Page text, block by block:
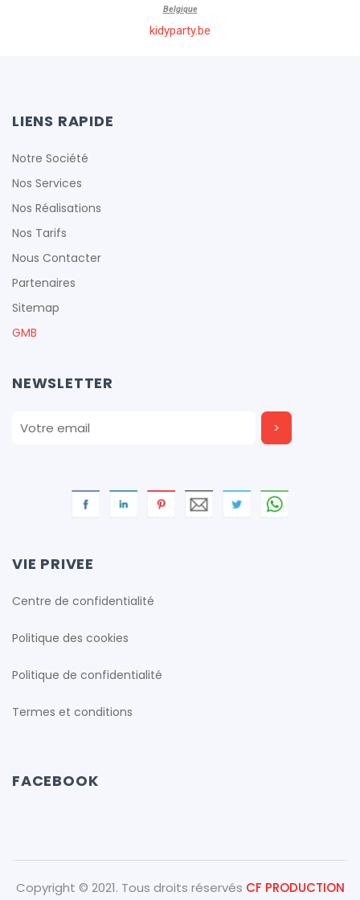
Belgique
kidyparty.be
LIENS RAPIDE
Notre Société
Nos Services
Nos Réalisations
Nos Tarifs
Nous Contacter
Partenaires
Sitemap
GMB
NEWSLETTER
VIE PRIVEE
Centre de confidentialité
Politique des cookies
Politique de confidentialité
Termes et conditions
FACEBOOK
Copyright © 2021. Tous droits réservés CF PRODUCTION